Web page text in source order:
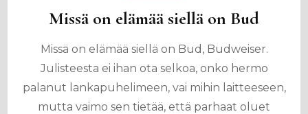
Missä on elämää siellä on Bud
Missä on elämää siellä on Bud, Budweiser.
Julisteesta ei ihan ota selkoa, onko hermo
palanut lankapuhelimeen, vai mihin laitteeseen,
mutta vaimo sen tietää, että parhaat oluet